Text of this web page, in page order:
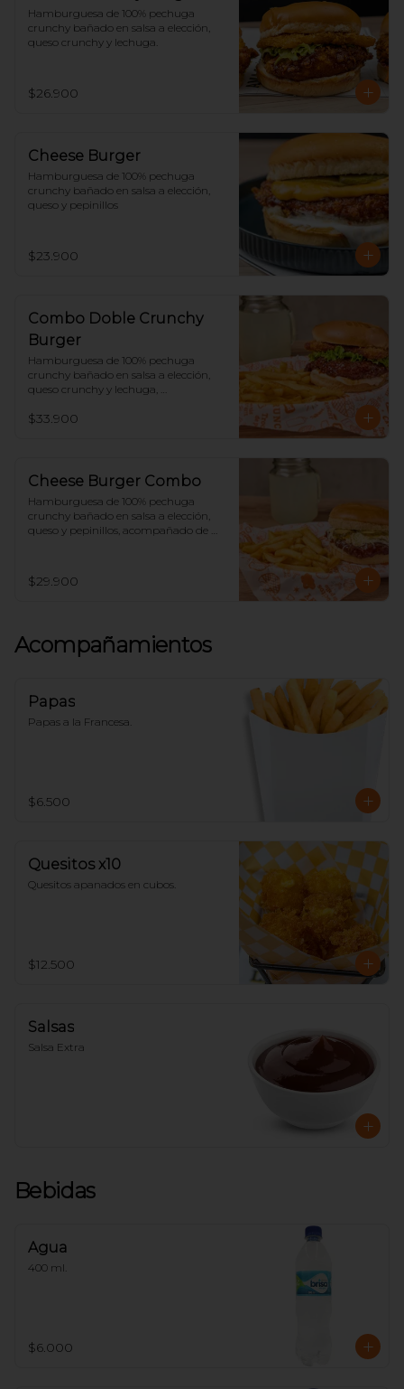
Hamburguesa de 100% pechuga
crunchy bañado en salsa a elección,
queso crunchy y lechuga.
$26.900
Cheese Burger
Hamburguesa de 100% pechuga
crunchy bañado en salsa a elección,
queso y pepinillos
$23.900
Combo Doble Crunchy
Burger
Hamburguesa de 100% pechuga
crunchy bañado en salsa a elección,
queso crunchy y lechuga,
$33.900
Cheese Burger Combo
Hamburguesa de 100% pechuga
crunchy bañado en salsa a elección,
queso y pepinillos, acompañado de
$29.900
Acompañamientos
Papas
Papas a la Francesa.
$6.500
Quesitos x10
Quesitos apanados en cubos.
$12.500
Salsas
Salsa Extra
Bebidas
Agua
400 ml.
$6.000